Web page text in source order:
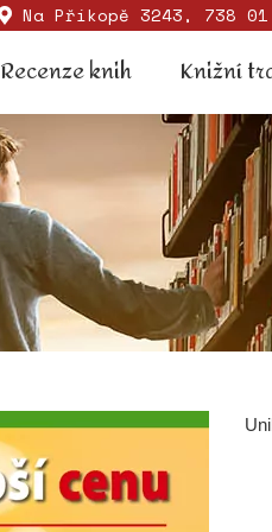
Na Příkopě 3243, 738
Recenze knih Knižní
Recenze knih